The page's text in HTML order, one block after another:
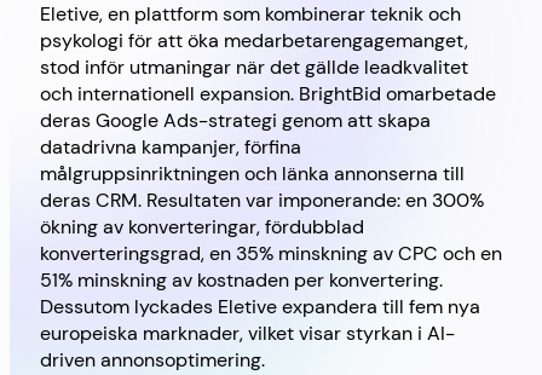
Eletive, en plattform som kombinerar teknik och
psykologi för att öka medarbetarengagemanget,
stod inför utmaningar när det gällde leadkvalitet
och internationell expansion. BrightBid omarbetade
deras Google Ads-strategi genom att skapa
datadrivna kampanjer, förfina
målgruppsinriktningen och länka annonserna till
deras CRM. Resultaten var imponerande: en 300%
ökning av konverteringar, fördubblad
konverteringsgrad, en 35% minskning av CPC och en
51% minskning av kostnaden per konvertering.
Dessutom lyckades Eletive expandera till fem nya
europeiska marknader, vilket visar styrkan i AI-
driven annonsoptimering.